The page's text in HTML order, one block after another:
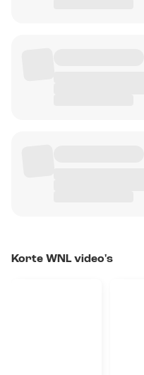
Korte WNL video's